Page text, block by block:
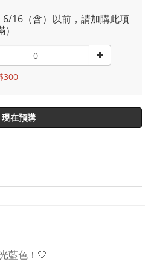
16（含）以前，請加購此項
現在預購
藍色！🤍